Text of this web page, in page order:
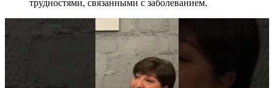
трудностями, связанными с заболеванием.